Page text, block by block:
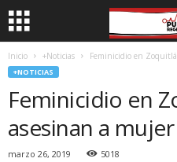
Inicio +Noticias Feminicidio en
+NOTICIAS
Feminicidio en
asesinan a
marzo 26, 2019 5018